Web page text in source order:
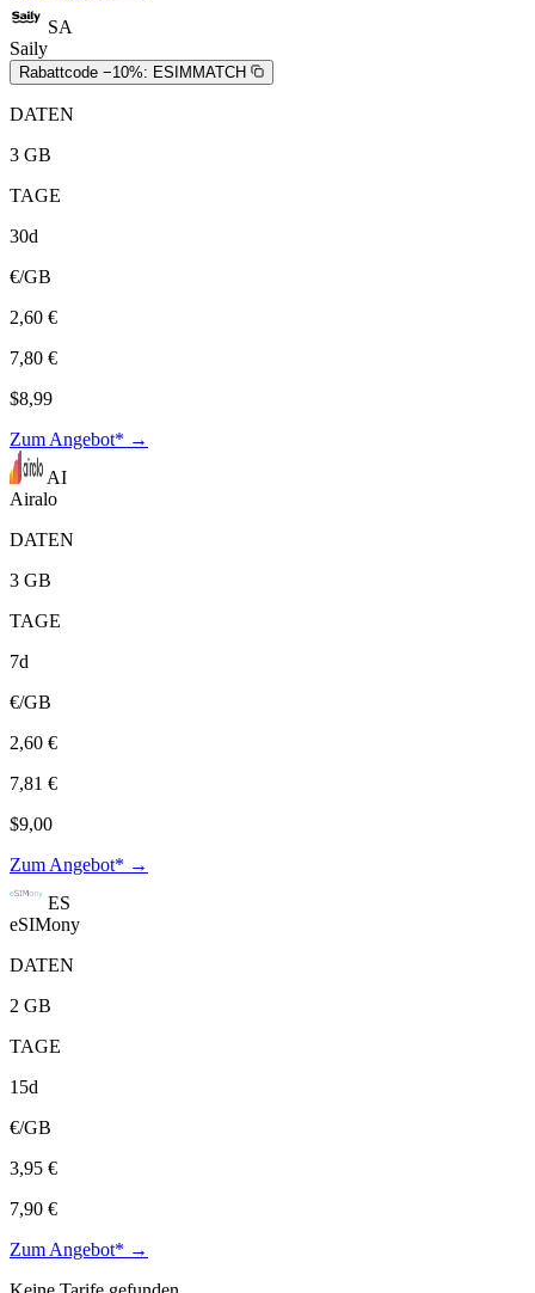
SA
Saily
Rabattcode −10%: ESIMMATCH
DATEN
3 GB
TAGE
30d
€/GB
2,60 €
7,80 €
$8,99
Zum Angebot* →
AI
Airalo
DATEN
3 GB
TAGE
7d
€/GB
2,60 €
7,81 €
$9,00
Zum Angebot* →
ES
eSIMony
DATEN
2 GB
TAGE
15d
€/GB
3,95 €
7,90 €
Zum Angebot* →